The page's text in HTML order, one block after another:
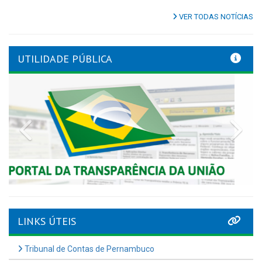
VER TODAS NOTÍCIAS
UTILIDADE PÚBLICA
Previous
LINKS ÚTEIS
Tribunal de Contas de Pernambuco